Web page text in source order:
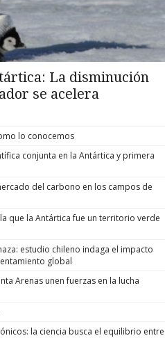
La disminución
se acelera
lo conocemos
conjunta en la Antártica y primera
del carbono en los campos de
que la Antártica fue un territorio verde
estudio chileno indaga el impacto
global
Arenas unen fuerzas en la lucha
la ciencia busca el equilibrio entre